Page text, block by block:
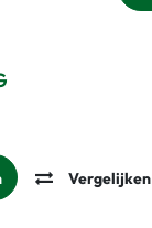
Vergelijken